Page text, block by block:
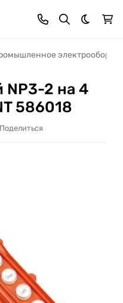
Темная
NP3-2 на 4
586018
Поделиться